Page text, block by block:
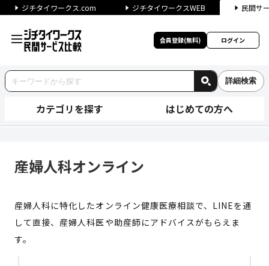
ジチタイワークス.com ジチタイワークスWEB 民間サ
会員登録(無料) ログイン
詳細検索
カテゴリを探す はじめての方へ
産婦人科オンライン
産婦人科に特化したオンライン健康医療相談で、LINEを通
して直接、産婦人科医や助産師にアドバイスがもらえま
す。